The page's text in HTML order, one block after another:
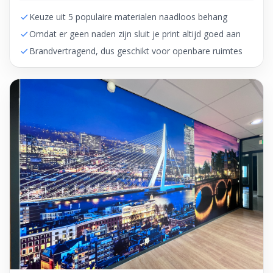
Keuze uit 5 populaire materialen naadloos behang
Omdat er geen naden zijn sluit je print altijd goed aan
Brandvertragend, dus geschikt voor openbare ruimtes